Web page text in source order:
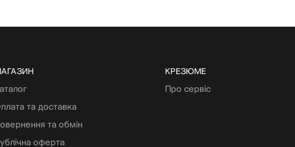
та доставка
та обмін
оферта
КРЕЗЮМЕ
Про сервіс